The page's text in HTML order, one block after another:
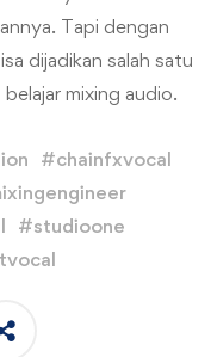
Tapi dengan
dijadikan salah satu
mixing audio.
#chainfxvocal
#studioone